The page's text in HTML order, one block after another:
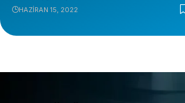
HAZIRAN 15, 2022